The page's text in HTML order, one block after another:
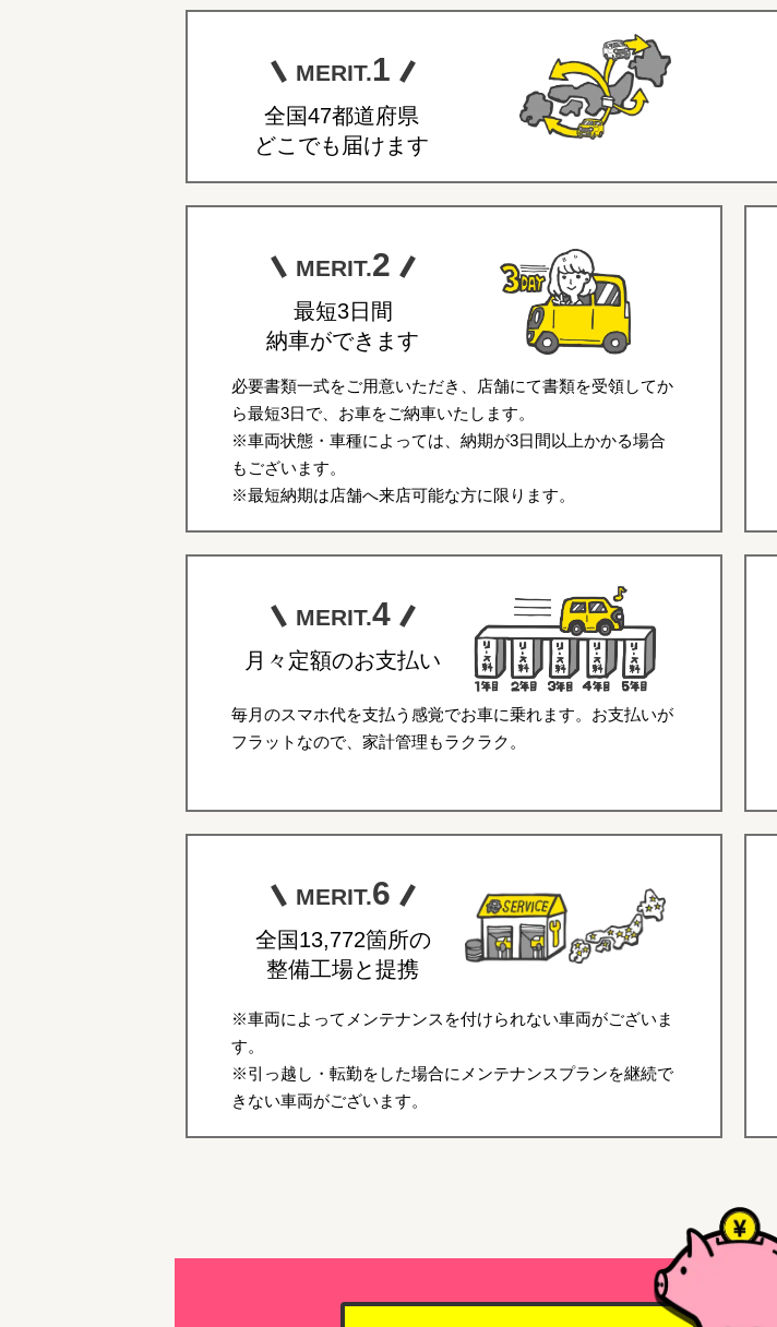
MERIT.1
全国47都道府県
どこでも届けます
MERIT.2
最短3日間
納車ができます
必要書類一式をご用意いただき、店舗にて書類を受領してか
ら最短3日で、お車をご納車いたします。
※車両状態・車種によっては、納期が3日間以上かかる場合
もございます。
※最短納期は店舗へ来店可能な方に限ります。
MERIT.4
月々定額のお支払い
毎月のスマホ代を支払う感覚でお車に乗れます。お支払いが
フラットなので、家計管理もラクラク。
MERIT.6
全国13,772箇所の
整備工場と提携
※車両によってメンテナンスを付けられない車両がございま
す。
※引っ越し・転勤をした場合にメンテナンスプランを継続で
きない車両がございます。